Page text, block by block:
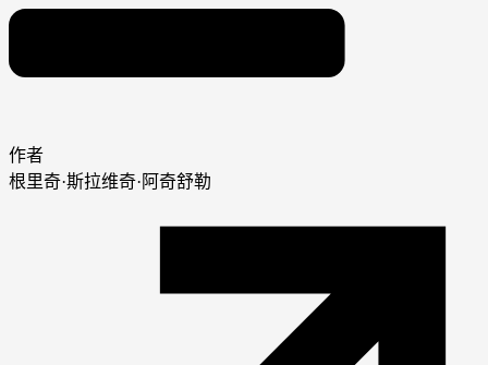
作者
根里奇·斯拉维奇·阿奇舒勒